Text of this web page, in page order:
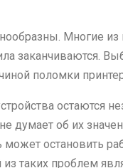
Многие из
заканчиваются.
поломки
остаются
думает об их
может остановить
таких проблем